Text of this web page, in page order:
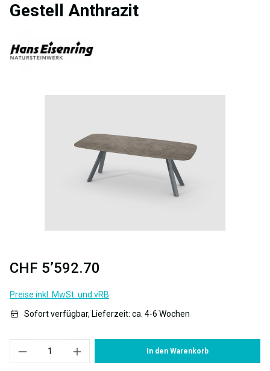
Gestell Anthrazit
CHF 5’592.70
Preise inkl. MwSt. und vRB
Sofort verfügbar, Lieferzeit: ca. 4-6 Wochen
In den Warenkorb